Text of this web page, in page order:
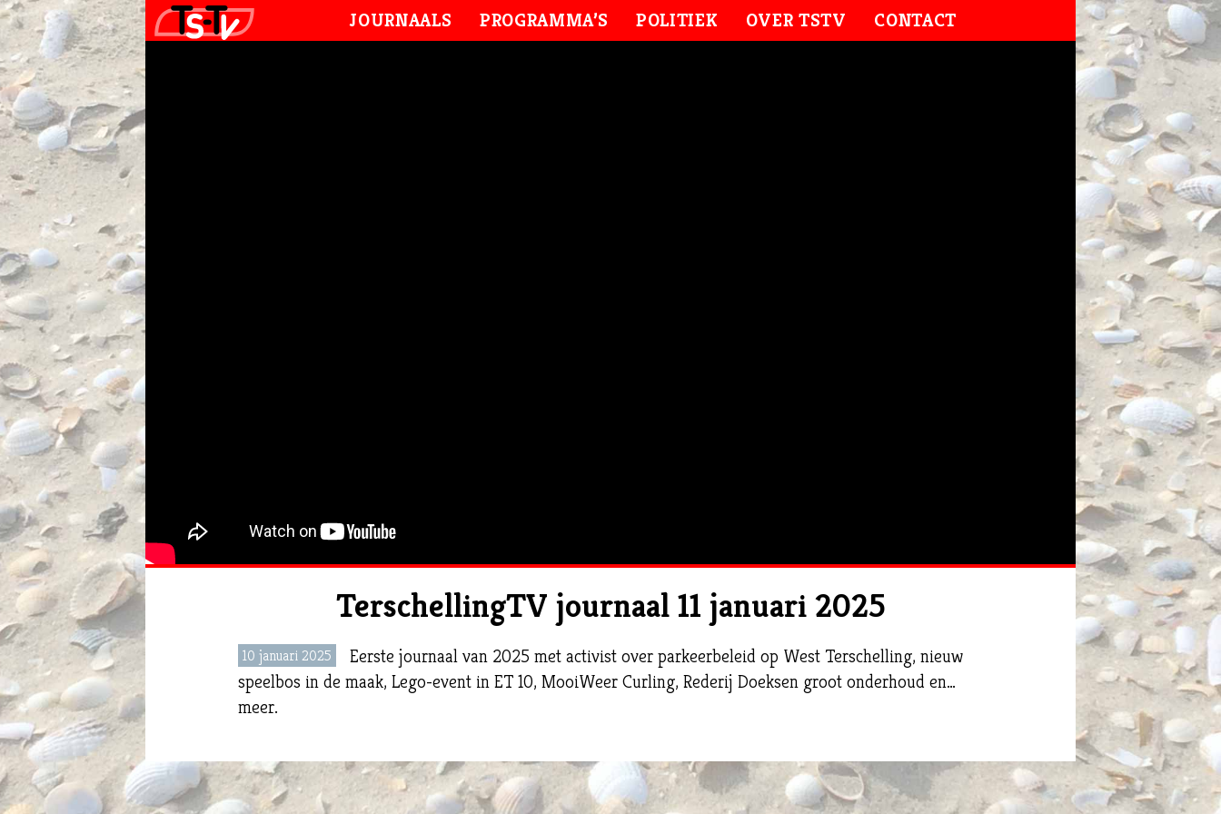
JOURNAALS PROGRAMMA’S POLITIEK OVER TSTV CONTACT
TerschellingTV journaal 11 januari 2025
10 januari 2025
Eerste journaal van 2025 met activist over parkeerbeleid op West Terschelling, nieuw
speelbos in de maak, Lego-event in ET 10, MooiWeer Curling, Rederij Doeksen groot onderhoud en…
meer.